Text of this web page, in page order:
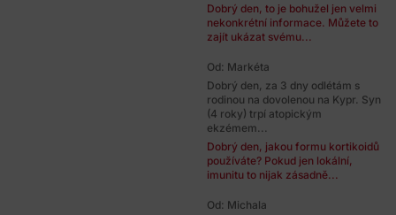
Dobrý den, to je bohužel jen velmi
nekonkrétní informace. Můžete to
zajít ukázat svému...
Od: Markéta
Dobrý den, za 3 dny odlétám s
rodinou na dovolenou na Kypr. Syn
(4 roky) trpí atopickým
ekzémem...
Dobrý den, jakou formu kortikoidů
používáte? Pokud jen lokální,
imunitu to nijak zásadně...
Od: Michala